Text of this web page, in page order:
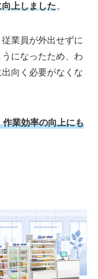
上しました。
業員が外出せずに
になったため、わ
向く必要がなくな
業効率の向上にも